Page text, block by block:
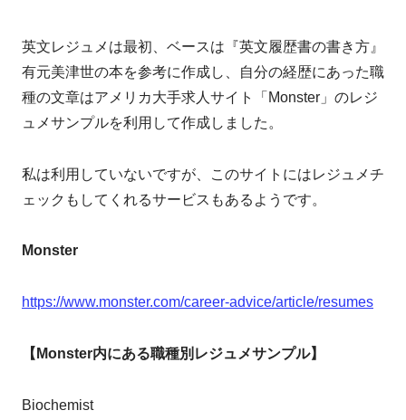
英文レジュメは最初、ベースは『英文履歴書の書き方』
有元美津世の本を参考に作成し、自分の経歴にあった職
種の文章はアメリカ大手求人サイト「Monster」のレジ
ュメサンプルを利用して作成しました。
私は利用していないですが、このサイトにはレジュメチ
ェックもしてくれるサービスもあるようです。
Monster
https://www.monster.com/career-advice/article/resumes
【Monster内にある職種別レジュメサンプル】
Biochemist